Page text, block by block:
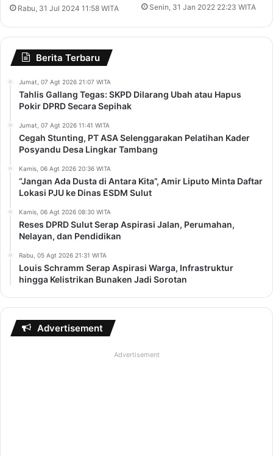
Rabu, 31 Jul 2024 11:58 WITA Senin, 31 Jan 2022 22:23 WITA
Berita Terbaru
Jumat, 07 Agt 2026 21:07 WITA
Tahlis Gallang Tegas: SKPD Dilarang Ubah atau Hapus
Pokir DPRD Secara Sepihak
Jumat, 07 Agt 2026 11:41 WITA
Cegah Stunting, PT ASA Selenggarakan Pelatihan Kader
Posyandu Desa Lingkar Tambang
Kamis, 06 Agt 2026 20:36 WITA
“Jangan Ada Dusta di Antara Kita”, Amir Liputo Minta Daftar
Lokasi PJU ke Dinas ESDM Sulut
Kamis, 06 Agt 2026 08:30 WITA
Reses DPRD Sulut Serap Aspirasi Jalan, Perumahan,
Nelayan, dan Pendidikan
Rabu, 05 Agt 2026 21:31 WITA
Louis Schramm Serap Aspirasi Warga, Infrastruktur
hingga Kelistrikan Bunaken Jadi Sorotan
Advertisement
Advertisement